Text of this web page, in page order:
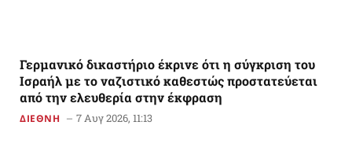
Γερμανικό δικαστήριο έκρινε ότι η σύγκριση του
Ισραήλ με το ναζιστικό καθεστώς προστατεύεται
από την ελευθερία στην έκφραση
ΔΙΕΘΝΗ 7 Αυγ 2026, 11:13